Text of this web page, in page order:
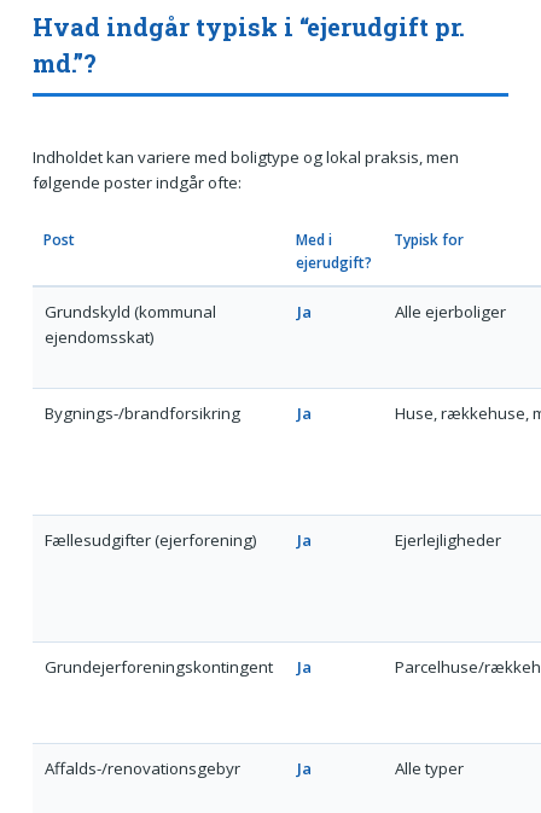
Hvad indgår typisk i “ejerudgift pr.
md.”?
Indholdet kan variere med boligtype og lokal praksis, men
følgende poster indgår ofte:
Post
Med i
ejerudgift?
Typisk for
Grundskyld (kommunal
ejendomsskat)
Ja Alle ejerboliger
Bygnings-/brandforsikring Ja Huse, rækkehuse,
Fællesudgifter (ejerforening) Ja Ejerlejligheder
Grundejerforeningskontingent Ja Parcelhuse/
Affalds-/renovationsgebyr Ja Alle typer